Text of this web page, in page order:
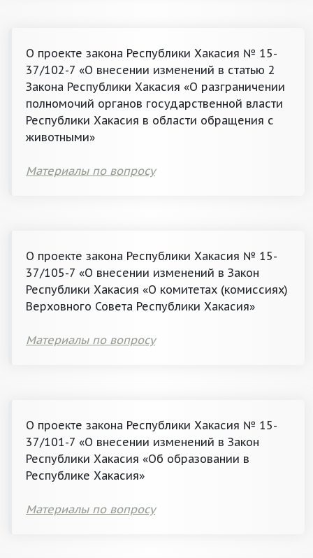
О проекте закона Республики Хакасия № 15-
37/102-7 «О внесении изменений в статью 2
Закона Республики Хакасия «О разграничении
полномочий органов государственной власти
Республики Хакасия в области обращения с
животными»
Материалы по вопросу
О проекте закона Республики Хакасия № 15-
37/105-7 «О внесении изменений в Закон
Республики Хакасия «О комитетах (комиссиях)
Верховного Совета Республики Хакасия»
Материалы по вопросу
О проекте закона Республики Хакасия № 15-
37/101-7 «О внесении изменений в Закон
Республики Хакасия «Об образовании в
Республике Хакасия»
Материалы по вопросу